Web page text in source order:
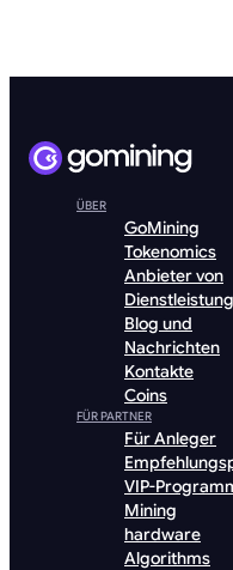
ÜBER
GoMining
Tokenomics
Anbieter von
Blog und
Nachrichten
Kontakte
Coins
FÜR PARTNER
Für Anleger
VIP-
Mining
hardware
Algorithms